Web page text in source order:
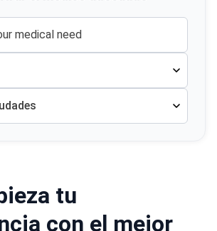
tu
con el mejor